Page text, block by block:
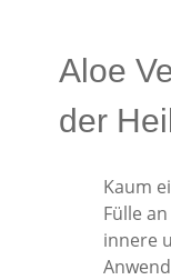
Aloe
der
Kaum
Fülle
innere